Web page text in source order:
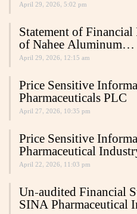
April 29, 2026, 5:02 pm
Statement of
of Nahee Aluminum…
April 29, 2026, 12:15 am
Price Sensitive
Pharmaceuticals PLC
April 27, 2026, 10:35 pm
Price Sensitive
Pharmaceutical
April 22, 2026, 11:03 pm
Un-audited Financial
SINA Pharmaceutical